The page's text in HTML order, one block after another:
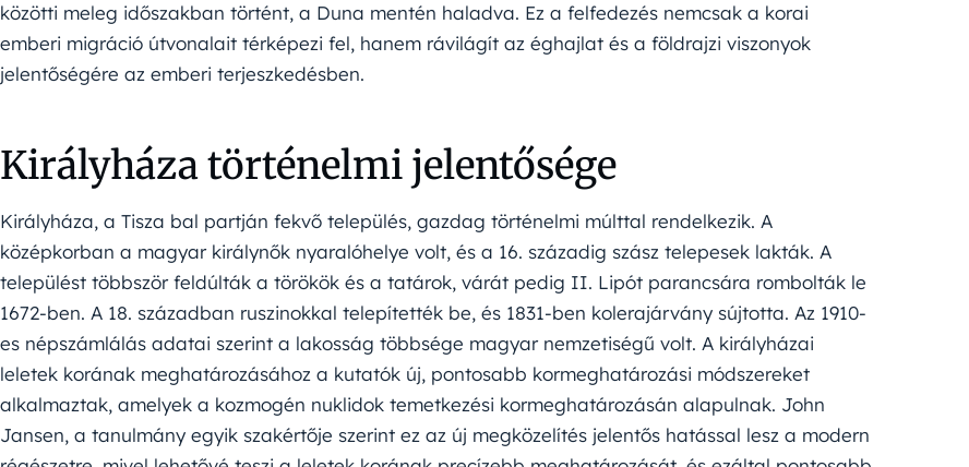
közötti meleg időszakban történt, a Duna mentén haladva. Ez a felfedezés nemcsak a korai
emberi migráció útvonalait térképezi fel, hanem rávilágít az éghajlat és a földrajzi viszonyok
jelentőségére az emberi terjeszkedésben.
Királyháza történelmi jelentősége
Királyháza, a Tisza bal partján fekvő település, gazdag történelmi múlttal rendelkezik. A
középkorban a magyar királynők nyaralóhelye volt, és a 16. századig szász telepesek lakták. A
települést többször feldúlták a törökök és a tatárok, várát pedig II. Lipót parancsára rombolták le
1672-ben. A 18. században ruszinokkal telepítették be, és 1831-ben kolerajárvány sújtotta. Az 1910-
es népszámlálás adatai szerint a lakosság többsége magyar nemzetiségű volt. A királyházai
leletek korának meghatározásához a kutatók új, pontosabb kormeghatározási módszereket
alkalmaztak, amelyek a kozmogén nuklidok temetkezési kormeghatározásán alapulnak. John
Jansen, a tanulmány egyik szakértője szerint ez az új megközelítés jelentős hatással lesz a modern